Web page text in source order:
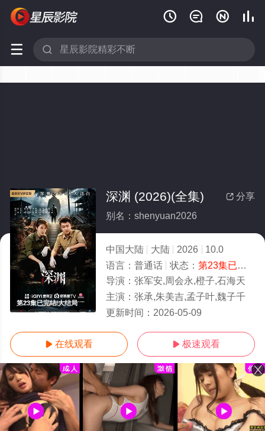
   
 
第23集已完结/大结局
 分享
深渊 (2026)(全集)
别名：shenyuan2026
中国大陆 大陆 2026
10.0
语言： 普通话 状态： 第23集已完结
导演： 张军安,周会永,橙子,石海天
主演： 张承,朱美吉,孟子叶,魏子千
更新时间： 2026-05-09
 在线观看  极速观看